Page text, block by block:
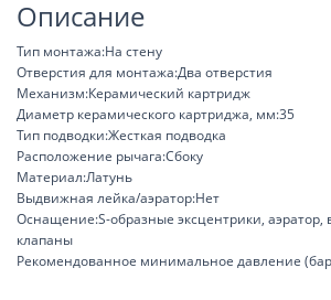
Описание
Тип монтажа:На стену
Отверстия для монтажа:Два отверстия
Механизм:Керамический картридж
Диаметр керамического картриджа, мм:35
Тип подводки:Жесткая подводка
Расположение рычага:Сбоку
Материал:Латунь
Выдвижная лейка/аэратор:Нет
Оснащение:S-образные эксцентрики, аэратор,
клапаны
Рекомендованное минимальное давление